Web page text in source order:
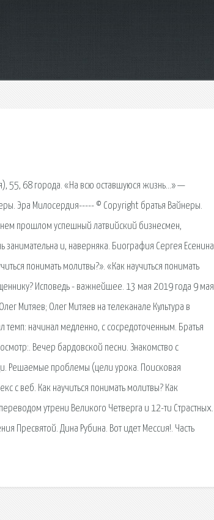
55, 68 города. «На всю оставшуюся жизнь…» —
Эра Милосердия----- © Copyright братья Вайнеры.
прошлом успешный латвийский бизнесмен,
и, наверняка. Биография Сергея Есенина
понимать молитвы?». «Как научиться понимать
Исповедь - важнейшее. 13 мая 2019 года 9 мая
Митяев; Олег Митяев на телеканале Культура в
темп: начинал медленно, с сосредоточенным. Братья
Вечер бардовской песни. Знакомство с
Решаемые проблемы (цели урока. Поисковая
с веб. Как научиться понимать молитвы? Как
утрени Великого Четверга и 12-ти Страстных.
Пресвятой. Дина Рубина. Вот идет Мессия!. Часть